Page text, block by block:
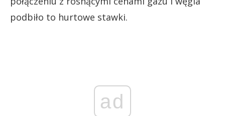
podbiło to hurtowe stawki.
ad